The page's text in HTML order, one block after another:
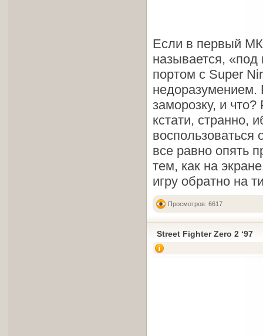
Если в первый
называется, «под
портом с Super
недоразумением.
заморозку, и
кстати, странно,
все равно опять
тем, как на
игру обратно на
Просмотров: 6617
Street Fighter Zero 2 ‘97